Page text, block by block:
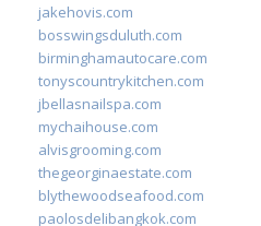
jakehovis.com
bosswingsduluth.com
birminghamautocare.com
tonyscountrykitchen.com
jbellasnailspa.com
mychaihouse.com
alvisgrooming.com
thegeorginaestate.com
blythewoodseafood.com
paolosdelibangkok.com